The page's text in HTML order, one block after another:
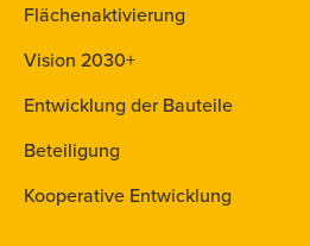
Flächenaktivierung
Vision 2030+
Entwicklung der Bauteile
Beteiligung
Kooperative Entwicklung